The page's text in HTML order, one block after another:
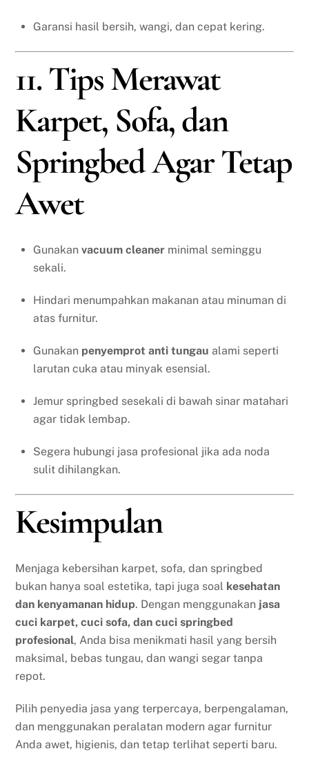
Garansi hasil bersih, wangi, dan cepat kering.
11. Tips Merawat
Karpet, Sofa, dan
Springbed Agar Tetap
Awet
Gunakan vacuum cleaner minimal seminggu
sekali.
Hindari menumpahkan makanan atau minuman di
atas furnitur.
Gunakan penyemprot anti tungau alami seperti
larutan cuka atau minyak esensial.
Jemur springbed sesekali di bawah sinar matahari
agar tidak lembap.
Segera hubungi jasa profesional jika ada noda
sulit dihilangkan.
Kesimpulan
Menjaga kebersihan karpet, sofa, dan springbed
bukan hanya soal estetika, tapi juga soal kesehatan
dan kenyamanan hidup. Dengan menggunakan jasa
cuci karpet, cuci sofa, dan cuci springbed
profesional, Anda bisa menikmati hasil yang bersih
maksimal, bebas tungau, dan wangi segar tanpa
repot.
Pilih penyedia jasa yang terpercaya, berpengalaman,
dan menggunakan peralatan modern agar furnitur
Anda awet, higienis, dan tetap terlihat seperti baru.